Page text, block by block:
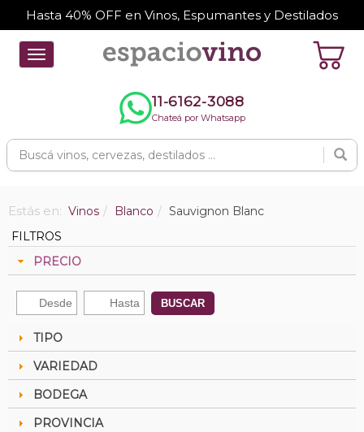
Hasta 40% OFF en Vinos, Espumantes y Destilados
Toggle
navigation
11-6162-3088
Chateá por Whatsapp
Estás en: Vinos Blanco
Sauvignon Blanc
FILTROS
PRECIO
BUSCAR
TIPO
VARIEDAD
BODEGA
PROVINCIA